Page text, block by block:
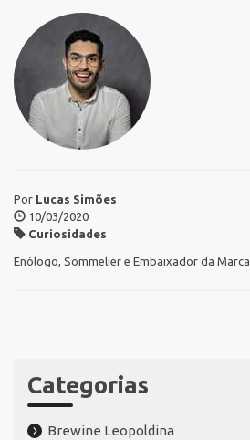
Por Lucas Simões
10/03/2020
Curiosidades
Enólogo, Sommelier e Embaixador da Marca
Categorias
Brewine Leopoldina